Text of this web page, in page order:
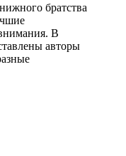
братства
В
авторы